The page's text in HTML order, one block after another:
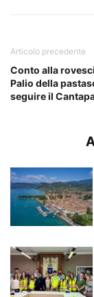
Articolo precedente
Conto alla
Palio della
seguire il